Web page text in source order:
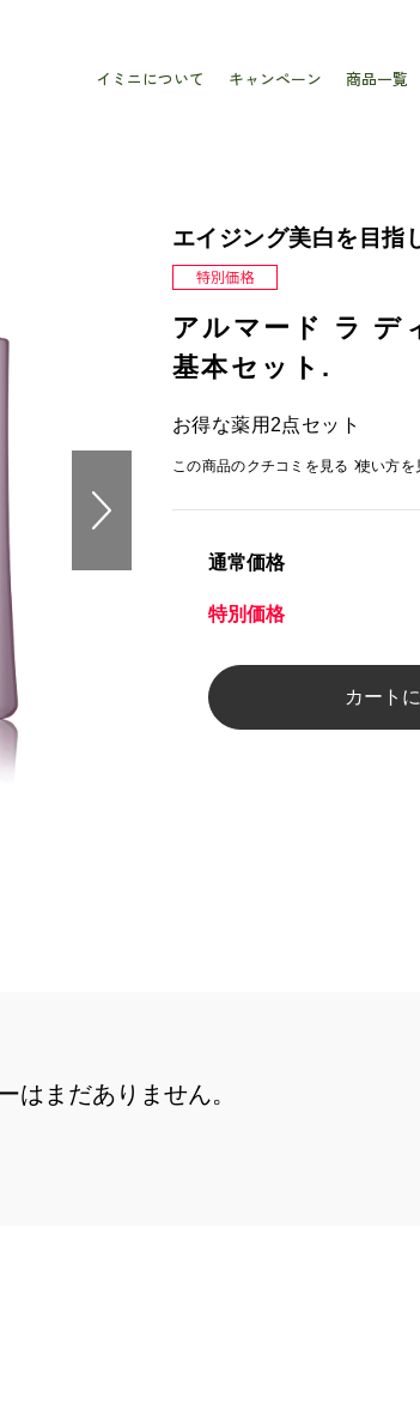
イミニについて キャンペーン 商品一覧
エイジング美白を目指
アルマード ラ
基本セット.
お得な薬用2点セット
この商品のクチコミを見る 使い方を
通常価格
特別価格
はまだありません。